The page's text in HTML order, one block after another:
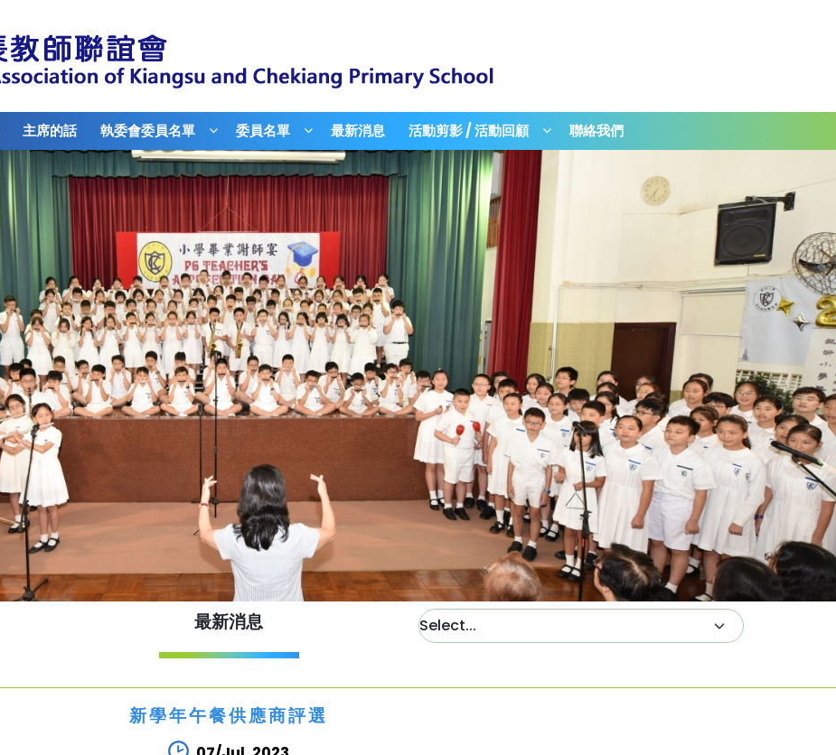
主席的話 執委會委員名單 委員名單 最新消息 活動剪影 / 活動回顧 聯絡我們
最新消息
新學年午餐供應商評選